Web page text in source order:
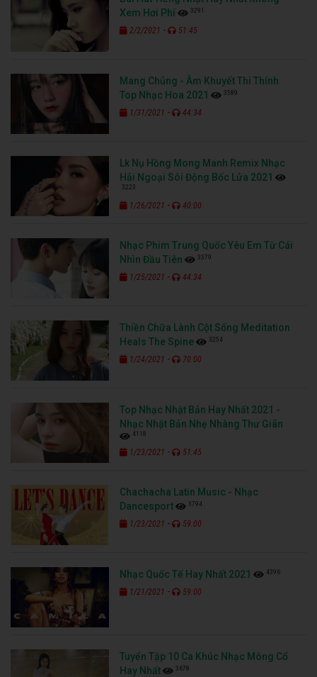
Xem Hơi Phí
3291
2/2/2021 - 51:45
Mang Chủng - Âm Khuyết Thi Thính
Top Nhạc Hoa 2021
3589
1/31/2021 - 44:34
Lk Nụ Hồng Mong Manh Remix Nhạc
Hải Ngoại Sôi Động Bốc Lửa 2021
3223
1/26/2021 - 40:00
Nhạc Phim Trung Quốc Yêu Em Từ Cái
Nhìn Đầu Tiên
3379
1/25/2021 - 44:34
Thiền Chữa Lành Cột Sống Meditation
Heals The Spine
3254
1/24/2021 - 70:00
Top Nhạc Nhật Bản Hay Nhất 2021 -
Nhạc Nhật Bản Nhẹ Nhàng Thư Giãn
4118
1/23/2021 - 51:45
Chachacha Latin Music - Nhạc
Dancesport
3794
1/23/2021 - 59:00
Nhạc Quốc Tế Hay Nhất 2021 4396
1/21/2021 - 59:00
Tuyển Tập 10 Ca Khúc Nhạc Mông Cổ
Hay Nhất
3678